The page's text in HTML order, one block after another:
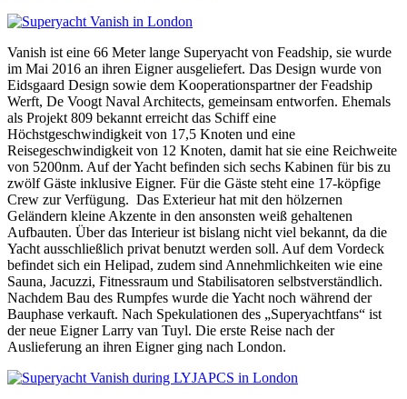
Vanish ist eine 66 Meter lange Superyacht von Feadship, sie wurde
im Mai 2016 an ihren Eigner ausgeliefert. Das Design wurde von
Eidsgaard Design sowie dem Kooperationspartner der Feadship
Werft, De Voogt Naval Architects, gemeinsam entworfen. Ehemals
als Projekt 809 bekannt erreicht das Schiff eine
Höchstgeschwindigkeit von 17,5 Knoten und eine
Reisegeschwindigkeit von 12 Knoten, damit hat sie eine Reichweite
von 5200nm. Auf der Yacht befinden sich sechs Kabinen für bis zu
zwölf Gäste inklusive Eigner. Für die Gäste steht eine 17-köpfige
Crew zur Verfügung. Das Exterieur hat mit den hölzernen
Geländern kleine Akzente in den ansonsten weiß gehaltenen
Aufbauten. Über das Interieur ist bislang nicht viel bekannt, da die
Yacht ausschließlich privat benutzt werden soll. Auf dem Vordeck
befindet sich ein Helipad, zudem sind Annehmlichkeiten wie eine
Sauna, Jacuzzi, Fitnessraum und Stabilisatoren selbstverständlich.
Nachdem Bau des Rumpfes wurde die Yacht noch während der
Bauphase verkauft. Nach Spekulationen des „Superyachtfans“ ist
der neue Eigner Larry van Tuyl. Die erste Reise nach der
Auslieferung an ihren Eigner ging nach London.